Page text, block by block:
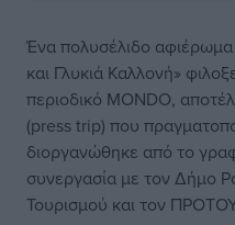
Ένα πολυσέλιδο αφιέρωμα
και Γλυκιά Καλλονή»
περιοδικό MONDO,
(press trip) που
διοργανώθηκε από το
συνεργασία με τον Δήμο
Τουρισμού και τον